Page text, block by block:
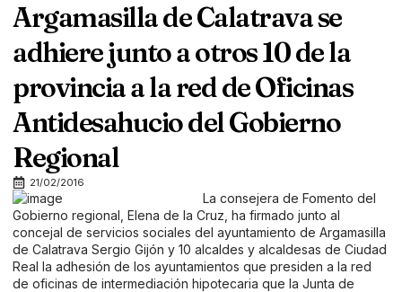
Argamasilla de Calatrava se
adhiere junto a otros 10 de la
provincia a la red de Oficinas
Antidesahucio del Gobierno
Regional
21/02/2016
La consejera de Fomento del
Gobierno regional, Elena de la Cruz, ha firmado junto al
concejal de servicios sociales del ayuntamiento de Argamasilla
de Calatrava Sergio Gijón y 10 alcaldes y alcaldesas de Ciudad
Real la adhesión de los ayuntamientos que presiden a la red
de oficinas de intermediación hipotecaria que la Junta de